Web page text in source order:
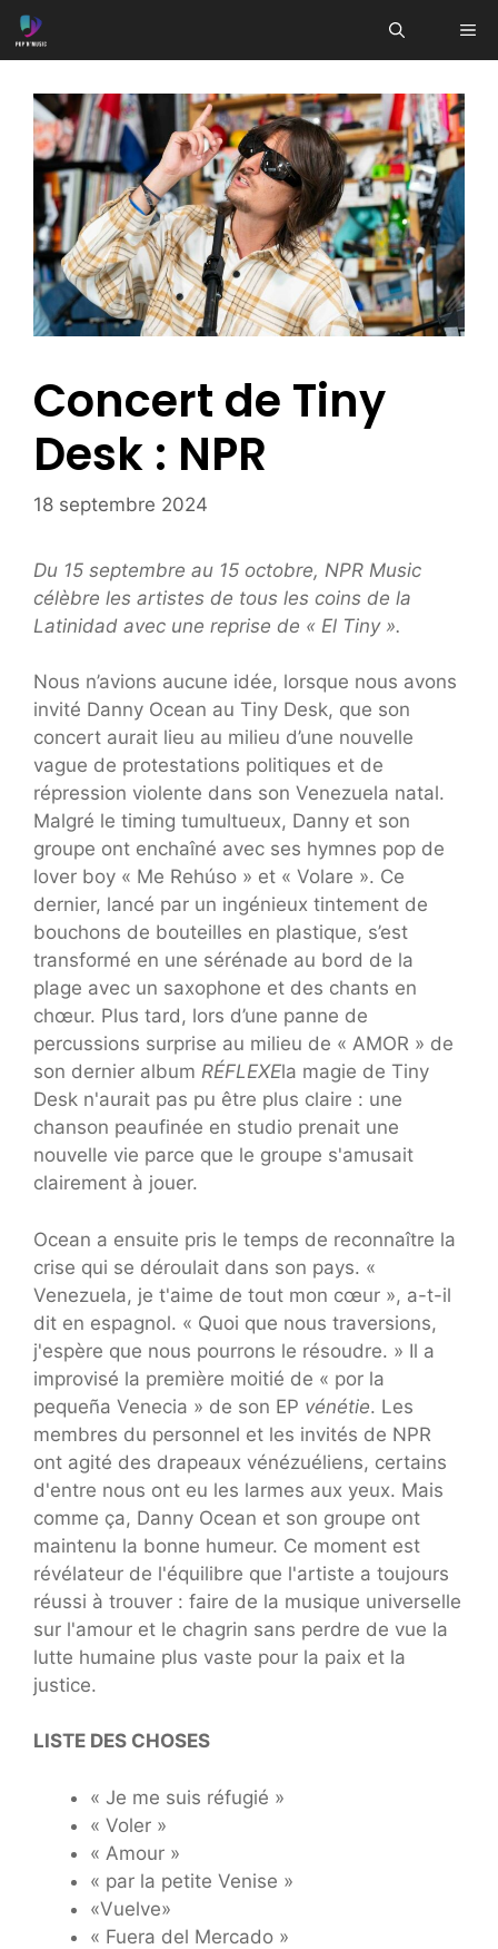
Aller
au
Concert de Tiny
Desk : NPR
18 septembre 2024
Du 15 septembre au 15 octobre, NPR Music
célèbre les artistes de tous les coins de la
Latinidad avec une reprise de « El Tiny ».
Nous n’avions aucune idée, lorsque nous avons
invité Danny Ocean au Tiny Desk, que son
concert aurait lieu au milieu d’une nouvelle
vague de protestations politiques et de
répression violente dans son Venezuela natal.
Malgré le timing tumultueux, Danny et son
groupe ont enchaîné avec ses hymnes pop de
lover boy « Me Rehúso » et « Volare ». Ce
dernier, lancé par un ingénieux tintement de
bouchons de bouteilles en plastique, s’est
transformé en une sérénade au bord de la
plage avec un saxophone et des chants en
chœur. Plus tard, lors d’une panne de
percussions surprise au milieu de « AMOR » de
son dernier album RÉFLEXEla magie de Tiny
Desk n'aurait pas pu être plus claire : une
chanson peaufinée en studio prenait une
nouvelle vie parce que le groupe s'amusait
clairement à jouer.
Ocean a ensuite pris le temps de reconnaître la
crise qui se déroulait dans son pays. «
Venezuela, je t'aime de tout mon cœur », a-t-il
dit en espagnol. « Quoi que nous traversions,
j'espère que nous pourrons le résoudre. » Il a
improvisé la première moitié de « por la
pequeña Venecia » de son EP vénétie. Les
membres du personnel et les invités de NPR
ont agité des drapeaux vénézuéliens, certains
d'entre nous ont eu les larmes aux yeux. Mais
comme ça, Danny Ocean et son groupe ont
maintenu la bonne humeur. Ce moment est
révélateur de l'équilibre que l'artiste a toujours
réussi à trouver : faire de la musique universelle
sur l'amour et le chagrin sans perdre de vue la
lutte humaine plus vaste pour la paix et la
justice.
LISTE DES CHOSES
« Je me suis réfugié »
« Voler »
« Amour »
« par la petite Venise »
«Vuelve»
« Fuera del Mercado »